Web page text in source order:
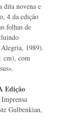
dita novena e
4 da edição
folhas de
1989).
cm), com
Edição
Gulbenkian,